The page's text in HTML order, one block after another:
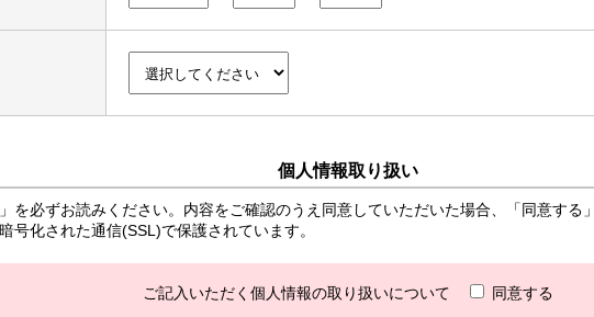
個人情報取り扱い
」を必ずお読みください。内容をご確認のうえ同意していただいた場合、「同意す
号化された通信(SSL)で保護されています。
ご記入いただく個人情報の取り扱いについて 同意する